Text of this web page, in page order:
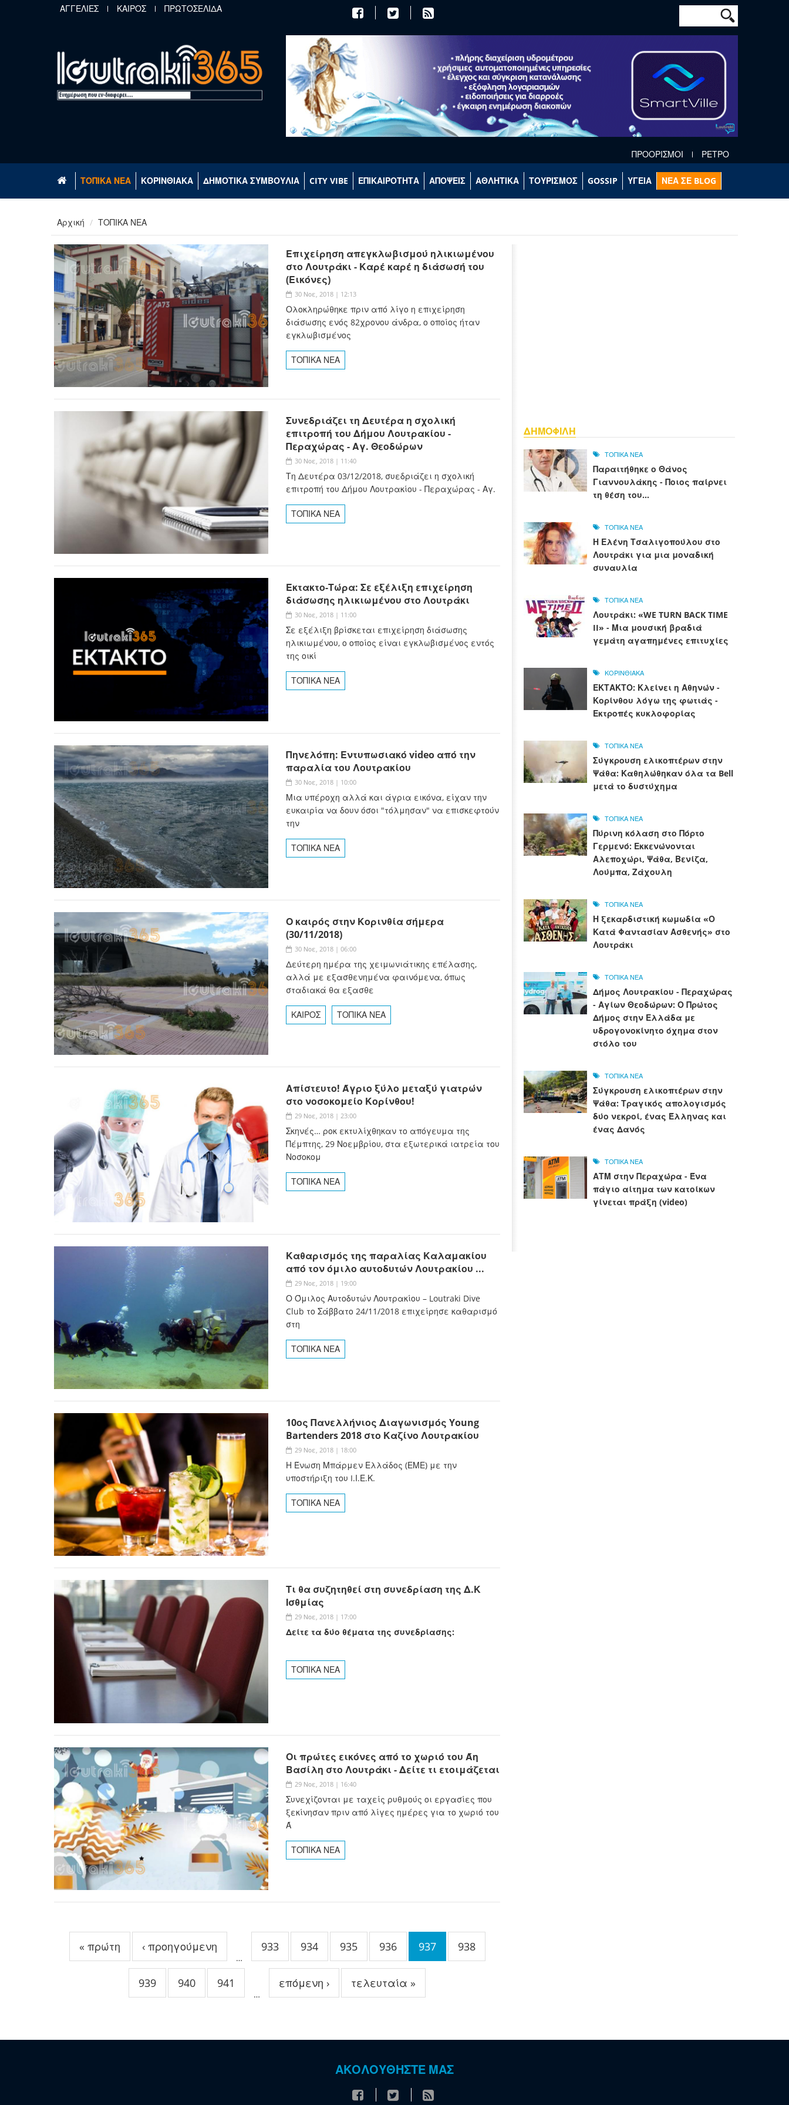
Παράκαμψη προς το κυρίως περιεχόμενο
ΑΓΓΕΛΙΕΣ ΚΑΙΡΟΣ ΠΡΩΤΟΣΕΛΙΔΑ Φόρμα
Αναζήτηση
ΠΡΟΟΡΙΣΜΟΙ ΡΕΤΡΟ
ΤΟΠΙΚΑ ΝΕΑ ΚΟΡΙΝΘΙΑΚΑ ΔΗΜΟΤΙΚΑ ΣΥΜΒΟΥΛΙΑ CITY VIBE ΕΠΙΚΑΙΡΟΤΗΤΑ ΑΠΟΨΕΙΣ ΑΘΛΗΤΙΚΑ ΤΟΥΡΙΣΜΟΣ GOSSIP ΥΓΕΙΑ ΝΕΑ ΣΕ BLOG
Αρχική ΤΟΠΙΚΑ ΝΕΑ
Επιχείρηση απεγκλωβισμού ηλικιωμένου
στο Λουτράκι - Καρέ καρέ η διάσωσή του
(Εικόνες)
30 Νοε, 2018 | 12:13
Ολοκληρώθηκε πριν από λίγο η επιχείρηση
διάσωσης ενός 82χρονου άνδρα, ο οποίος ήταν
εγκλωβισμένος
ΤΟΠΙΚΑ ΝΕΑ
Συνεδριάζει τη Δευτέρα η σχολική
επιτροπή του Δήμου Λουτρακίου -
Περαχώρας - Αγ. Θεοδώρων
30 Νοε, 2018 | 11:40
Τη Δευτέρα 03/12/2018, συεδριάζει η σχολική
επιτροπή του Δήμου Λουτρακίου - Περαχώρας - Αγ.
ΤΟΠΙΚΑ ΝΕΑ
Έκτακτο-Τώρα: Σε εξέλιξη επιχείρηση
διάσωσης ηλικιωμένου στο Λουτράκι
30 Νοε, 2018 | 11:00
Σε εξέλιξη βρίσκεται επιχείρηση διάσωσης
ηλικιωμένου, ο οποίος είναι εγκλωβισμένος εντός
της οικί
ΤΟΠΙΚΑ ΝΕΑ
Πηνελόπη: Εντυπωσιακό video από την
παραλία του Λουτρακίου
30 Νοε, 2018 | 10:00
Μια υπέροχη αλλά και άγρια εικόνα, είχαν την
ευκαιρία να δουν όσοι "τόλμησαν" να επισκεφτούν
την
ΤΟΠΙΚΑ ΝΕΑ
Ο καιρός στην Κορινθία σήμερα
(30/11/2018)
30 Νοε, 2018 | 06:00
Δεύτερη ημέρα της χειμωνιάτικης επέλασης,
αλλά με εξασθενημένα φαινόμενα, όπως
σταδιακά θα εξασθε
ΚΑΙΡΟΣ ΤΟΠΙΚΑ ΝΕΑ
Απίστευτο! Άγριο ξύλο μεταξύ γιατρών
στο νοσοκομείο Κορίνθου!
29 Νοε, 2018 | 23:00
Σκηνές… ροκ εκτυλίχθηκαν το απόγευμα της
Πέμπτης, 29 Νοεμβρίου, στα εξωτερικά ιατρεία του
Νοσοκομ
ΤΟΠΙΚΑ ΝΕΑ
Καθαρισμός της παραλίας Καλαμακίου
από τον όμιλο αυτοδυτών Λουτρακίου ...
29 Νοε, 2018 | 19:00
Ο Όμιλος Αυτοδυτών Λουτρακίου – Loutraki Dive
Club το Σάββατο 24/11/2018 επιχείρησε καθαρισμό
στη
ΤΟΠΙΚΑ ΝΕΑ
10ος Πανελλήνιος Διαγωνισμός Young
Bartenders 2018 στο Καζίνο Λουτρακίου
29 Νοε, 2018 | 18:00
Η Ένωση Μπάρμεν Ελλάδος (ΕΜΕ) με την
υποστήριξη του I.Ι.Ε.Κ.
ΤΟΠΙΚΑ ΝΕΑ
Τι θα συζητηθεί στη συνεδρίαση της Δ.Κ
Ισθμίας
29 Νοε, 2018 | 17:00
Δείτε τα δύο θέματα της συνεδρίασης:
ΤΟΠΙΚΑ ΝΕΑ
Οι πρώτες εικόνες από το χωριό του Άη
Βασίλη στο Λουτράκι - Δείτε τι ετοιμάζεται
29 Νοε, 2018 | 16:40
Συνεχίζονται με ταχείς ρυθμούς οι εργασίες που
ξεκίνησαν πριν από λίγες ημέρες για το χωριό του
Ά
ΤΟΠΙΚΑ ΝΕΑ
« πρώτη ‹ προηγούμενη
…
933 934 935 936 937 938
939 940 941
…
επόμενη › τελευταία »
ΔΗΜΟΦΙΛΗ
ΤΟΠΙΚΑ ΝΕΑ
Παραιτήθηκε ο Θάνος
Γιαννουλάκης - Ποιος παίρνει
τη θέση του...
ΤΟΠΙΚΑ ΝΕΑ
Η Ελένη Τσαλιγοπούλου στο
Λουτράκι για μια μοναδική
συναυλία
ΤΟΠΙΚΑ ΝΕΑ
Λουτράκι: «WE TURN BACK TIME
II» - Μια μουσική βραδιά
γεμάτη αγαπημένες επιτυχίες
ΚΟΡΙΝΘΙΑΚΑ
ΕΚΤΑΚΤΟ: Κλείνει η Αθηνών -
Κορίνθου λόγω της φωτιάς -
Εκτροπές κυκλοφορίας
ΤΟΠΙΚΑ ΝΕΑ
Σύγκρουση ελικοπτέρων στην
Ψάθα: Καθηλώθηκαν όλα τα Bell
μετά το δυστύχημα
ΤΟΠΙΚΑ ΝΕΑ
Πύρινη κόλαση στο Πόρτο
Γερμενό: Εκκενώνονται
Αλεποχώρι, Ψάθα, Βενίζα,
Λούμπα, Ζάχουλη
ΤΟΠΙΚΑ ΝΕΑ
Η ξεκαρδιστική κωμωδία «Ο
Κατά Φαντασίαν Ασθενής» στο
Λουτράκι
ΤΟΠΙΚΑ ΝΕΑ
Δήμος Λουτρακίου - Περαχώρας
- Αγίων Θεοδώρων: Ο Πρώτος
Δήμος στην Ελλάδα με
υδρογονοκίνητο όχημα στον
στόλο του
ΤΟΠΙΚΑ ΝΕΑ
Σύγκρουση ελικοπτέρων στην
Ψάθα: Τραγικός απολογισμός
δύο νεκροί, ένας Έλληνας και
ένας Δανός
ΤΟΠΙΚΑ ΝΕΑ
ΑΤΜ στην Περαχώρα - Ένα
πάγιο αίτημα των κατοίκων
γίνεται πράξη (video)
ΑΚΟΛΟΥΘΗΣΤΕ ΜΑΣ